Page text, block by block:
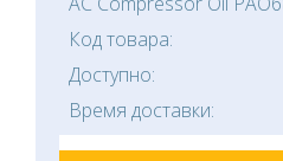
Код товара:
Доступно:
Время доставки: